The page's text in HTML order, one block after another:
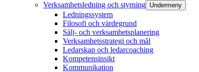
Verksamhetsledning och styrning Undermeny
Ledningssystem
Filosofi och värdegrund
Sälj- och verksamhetsplanering
Verksamhetsstrategi och mål
Ledarskap och ledarcoaching
Kompetensinsikt
Kommunikation